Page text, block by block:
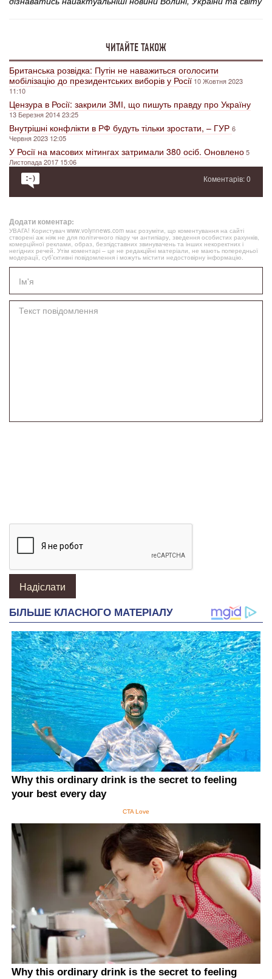
ЧИТАЙТЕ ТАКОЖ
Британська розвідка: Путін не наважиться оголосити
мобілізацію до президентських виборів у Росії 10 Жовтня 2023
11:10
Цензура в Росії: закрили ЗМІ, що пишуть правду про Україну
13 Березня 2014 23:25
Внутрішні конфлікти в РФ будуть тільки зростати, – ГУР 6
Червня 2023 12:05
У Росії на масових мітингах затримали 380 осіб. Оновлено5
Листопада 2017 15:06
Коментарів: 0
Додати коментар:
УВАГА! Користувач www.volynnews.com має розуміти, що коментування на сайті
створені аж ніяк не для політичного піару чи антипіару, зведення особистих рахунків,
комерційної реклами, образ, безпідставних звинувачень та інших некоректних і
негідних речей. Утім коментарі – це не редакційні матеріали, не мають попередньої
модерації, суб’єктивні повідомлення і можуть містити недостовірну інформацію.